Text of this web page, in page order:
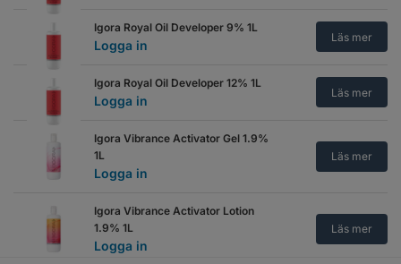
Igora Royal Oil Developer 9% 1L
Logga in
Läs mer
Igora Royal Oil Developer 12% 1L
Logga in
Läs mer
Igora Vibrance Activator Gel 1.9%
1L
Logga in
Läs mer
Igora Vibrance Activator Lotion
1.9% 1L
Logga in
Läs mer